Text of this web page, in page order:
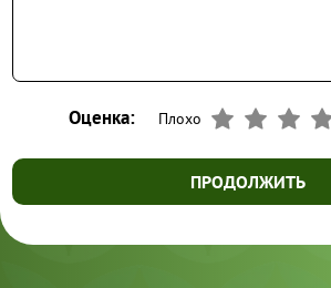
Оценка: Плохо
ПРОДОЛЖИТЬ